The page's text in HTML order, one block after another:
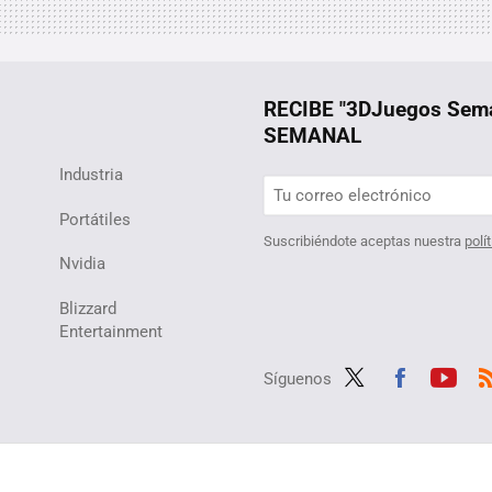
RECIBE "3DJuegos
SEMANAL
Suscribiéndote aceptas nuestra
Síguenos
ter
ebo
ube
Industria
Portátiles
Nvidia
Blizzard
Entertainment